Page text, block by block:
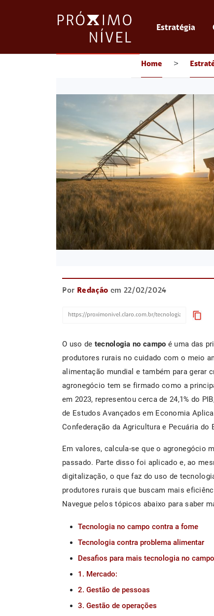
Estratégia
Home >
Por Redação em 22/02/2024
content_copy
O uso de tecnologia no campo é uma das
produtores rurais no cuidado com o meio
alimentação mundial e também para gerar
agronegócio tem se firmado como a
em 2023, representou cerca de 24,1% do
de Estudos Avançados em Economia
Confederação da Agricultura e Pecuária do
Em valores, calcula-se que o agronegócio
passado. Parte disso foi aplicado e, ao
digitalização, o que faz do uso de
produtores rurais que buscam mais
Navegue pelos tópicos abaixo para saber
Tecnologia no campo contra a fome
Tecnologia contra problema alimentar
Desafios para mais tecnologia no campo
1. Mercado:
2. Gestão de pessoas
3. Gestão de operações